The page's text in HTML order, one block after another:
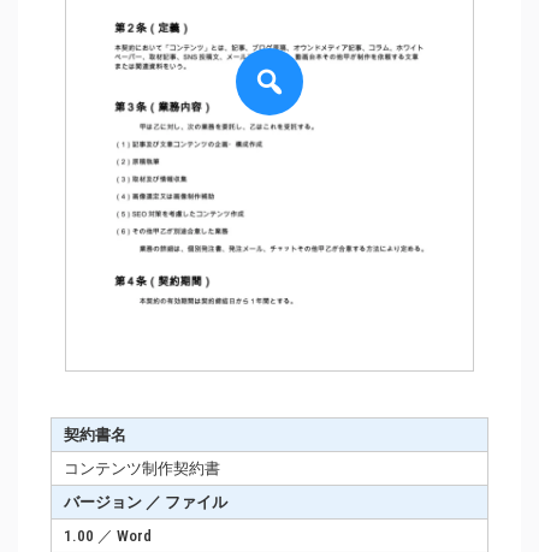
契約書名
コンテンツ制作契約書
バージョン ／ ファイル
1.00 ／ Word